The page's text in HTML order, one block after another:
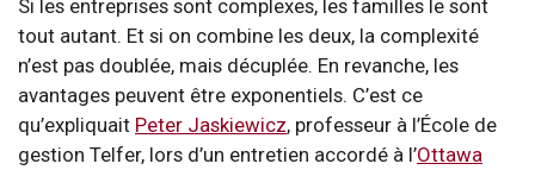
Si les entreprises sont complexes, les familles le sont
tout autant. Et si on combine les deux, la complexité
n’est pas doublée, mais décuplée. En revanche, les
avantages peuvent être exponentiels. C’est ce
qu’expliquait Peter Jaskiewicz, professeur à l’École de
gestion Telfer, lors d’un entretien accordé à l’Ottawa